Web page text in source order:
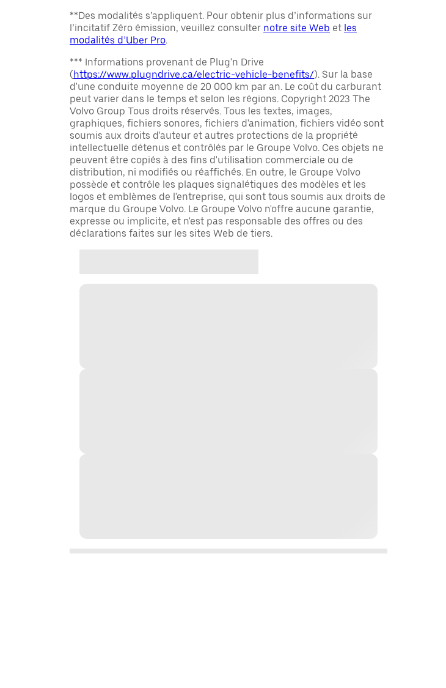
**Des modalités s’appliquent. Pour obtenir plus d’informations sur
l’incitatif Zéro émission, veuillez consulter notre site Web et les
modalités d’Uber Pro.
*** Informations provenant de Plug'n Drive
(https://www.plugndrive.ca/electric-vehicle-benefits/). Sur la base
d'une conduite moyenne de 20 000 km par an. Le coût du carburant
peut varier dans le temps et selon les régions. Copyright 2023 The
Volvo Group Tous droits réservés. Tous les textes, images,
graphiques, fichiers sonores, fichiers d'animation, fichiers vidéo sont
soumis aux droits d'auteur et autres protections de la propriété
intellectuelle détenus et contrôlés par le Groupe Volvo. Ces objets ne
peuvent être copiés à des fins d'utilisation commerciale ou de
distribution, ni modifiés ou réaffichés. En outre, le Groupe Volvo
possède et contrôle les plaques signalétiques des modèles et les
logos et emblèmes de l'entreprise, qui sont tous soumis aux droits de
marque du Groupe Volvo. Le Groupe Volvo n'offre aucune garantie,
expresse ou implicite, et n'est pas responsable des offres ou des
déclarations faites sur les sites Web de tiers.